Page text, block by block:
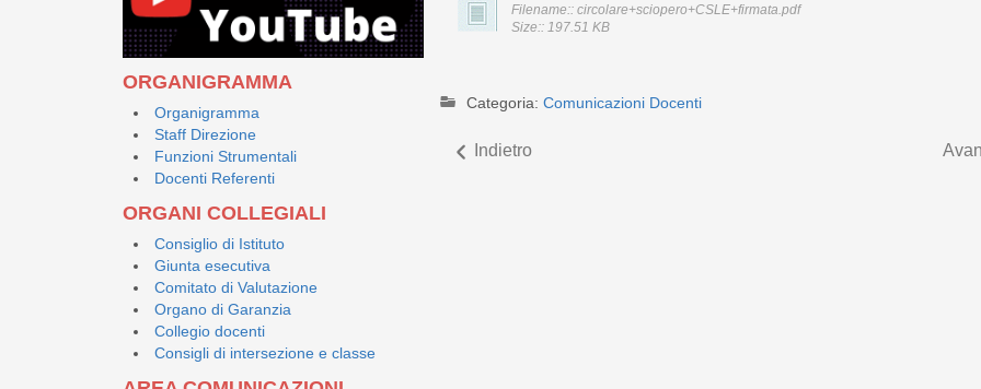
ORGANIGRAMMA
Organigramma
Staff Direzione
Funzioni Strumentali
Docenti Referenti
ORGANI COLLEGIALI
Consiglio di Istituto
Giunta esecutiva
Comitato di Valutazione
Organo di Garanzia
Collegio docenti
Consigli di intersezione e classe
Filename:: circolare+sciopero+CSLE+firmata.pdf
Size:: 197.51 KB
Categoria: Comunicazioni Docenti
Indietro